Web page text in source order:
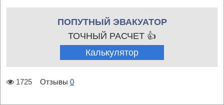
ПОПУТНЫЙ ЭВАКУАТОР
ТОЧНЫЙ РАСЧЕТ 👍
Калькулятор
1725 Отзывы 0